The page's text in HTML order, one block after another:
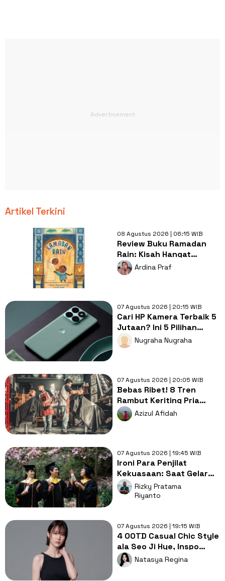
Artikel Terkini
08 Agustus 2026 | 06:15 WIB
Review Buku Ramadan
Rain: Kisah Hangat
tentang Doa, Syukur, dan
Cinta Keluarga di Balik
Ardina Praf
07 Agustus 2026 | 20:15 WIB
Cari HP Kamera Terbaik 5
Jutaan? Ini 5 Pilihan
dengan Foto Paling Tajam
Nugraha Nugraha
07 Agustus 2026 | 20:05 WIB
Bebas Ribet! 8 Tren
Rambut Keriting Pria
untuk Wajah Kotak yang
Gampang Ditata
Azizul Afidah
07 Agustus 2026 | 19:45 WIB
Ironi Para Penjilat
Kekuasaan: Saat Gelar
Akademis Kalah oleh
Mental ABS
Rizky Pratama
Riyanto
07 Agustus 2026 | 19:15 WIB
4 OOTD Casual Chic Style
ala Seo Ji Hye, Inspo
Gaya Ngampus Sampai
Ngantor!
Natasya Regina